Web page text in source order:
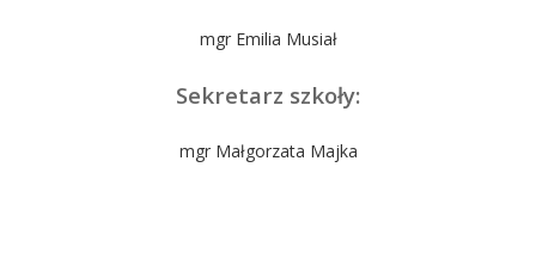
mgr Emilia Musiał
Sekretarz szkoły:
mgr Małgorzata Majka